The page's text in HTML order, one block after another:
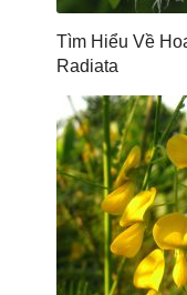
Tìm Hiểu Về
Radiata